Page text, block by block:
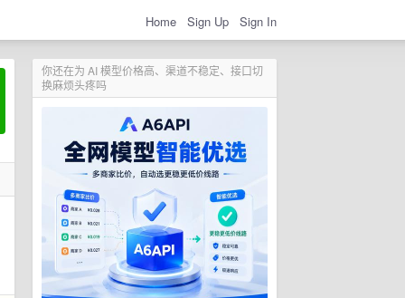
Home Sign Up Sign In
你还在为 AI 模型价格高、渠道不稳定、接口切
换麻烦头疼吗